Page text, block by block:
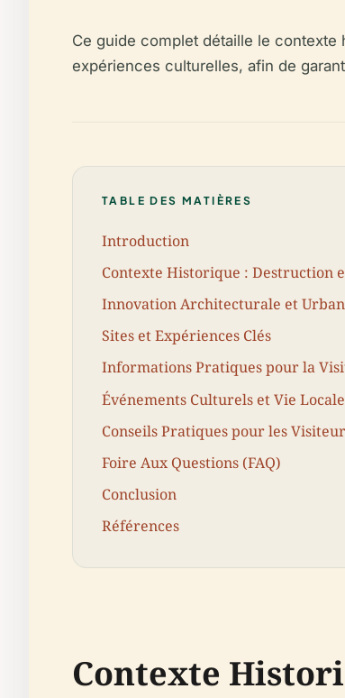
Ce guide complet détaille le
expériences culturelles, afin de
TABLE DES MATIÈRES
Introduction
Contexte Historique : Destruction
Innovation Architecturale et
Sites et Expériences Clés
Informations Pratiques pour la
Événements Culturels et Vie Locale
Conseils Pratiques pour les
Foire Aux Questions (FAQ)
Conclusion
Références
Contexte